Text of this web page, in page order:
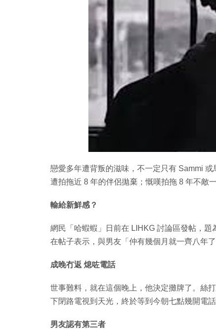
戀愛多年遭背叛的滋味，不一定只有 Sammi
遭拍拖近 8 年的伴侶拋棄；慨嘆拍拖 8 年不敵
輸給新鮮感？
網民「哈蝦蝦」日前在 LIHKG 討論區發帖，
在帖子表示，與男友「仲有幾個月就一齊八年
成晚冇返 熄咗電話
世事難料，就在這個晚上，他決定攤牌了。絲
下閉路電視到天光，終於等到今朝七點幾開電話
男友認有第三者